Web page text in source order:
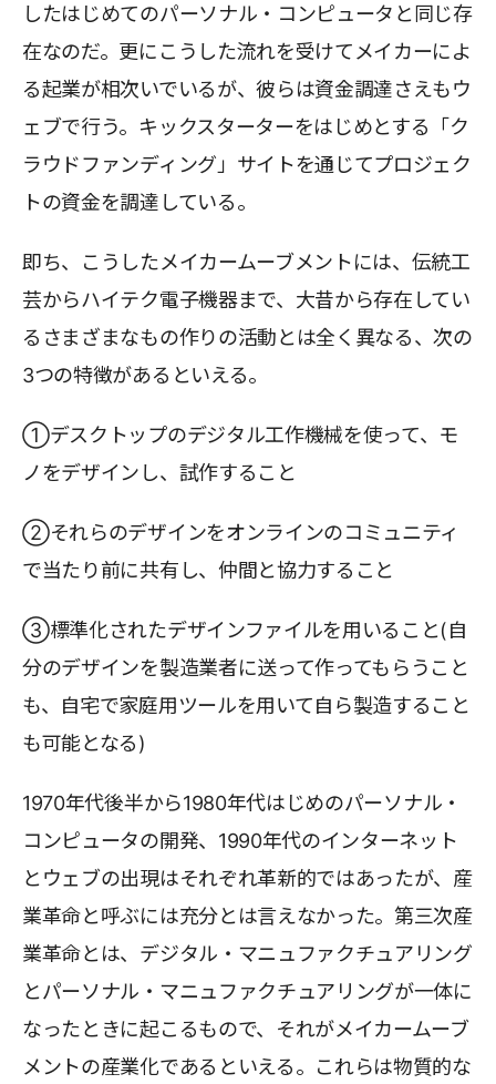
したはじめてのパーソナル・コンピュータと同じ存
在なのだ。更にこうした流れを受けてメイカーによ
る起業が相次いでいるが、彼らは資金調達さえもウ
ェブで行う。キックスターターをはじめとする「ク
ラウドファンディング」サイトを通じてプロジェク
トの資金を調達している。
即ち、こうしたメイカームーブメントには、伝統工
芸からハイテク電子機器まで、大昔から存在してい
るさまざまなもの作りの活動とは全く異なる、次の
3つの特徴があるといえる。
①デスクトップのデジタル工作機械を使って、モ
ノをデザインし、試作すること
②それらのデザインをオンラインのコミュニティ
で当たり前に共有し、仲間と協力すること
③標準化されたデザインファイルを用いること(自
分のデザインを製造業者に送って作ってもらうこと
も、自宅で家庭用ツールを用いて自ら製造すること
も可能となる)
1970年代後半から1980年代はじめのパーソナル・
コンピュータの開発、1990年代のインターネット
とウェブの出現はそれぞれ革新的ではあったが、産
業革命と呼ぶには充分とは言えなかった。第三次産
業革命とは、デジタル・マニュファクチュアリング
とパーソナル・マニュファクチュアリングが一体に
なったときに起こるもので、それがメイカームーブ
メントの産業化であるといえる。これらは物質的な